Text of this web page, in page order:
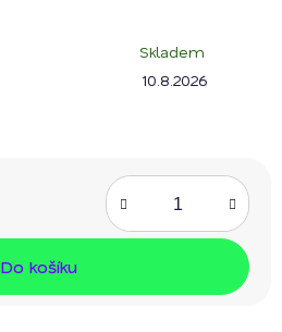
Skladem
10.8.2026
Do košíku